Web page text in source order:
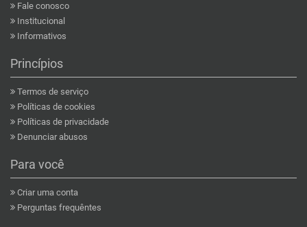
Fale conosco
Institucional
Informativos
Princípios
Termos de serviço
Políticas de cookies
Políticas de privacidade
Denunciar abusos
Para você
Criar uma conta
Perguntas frequêntes